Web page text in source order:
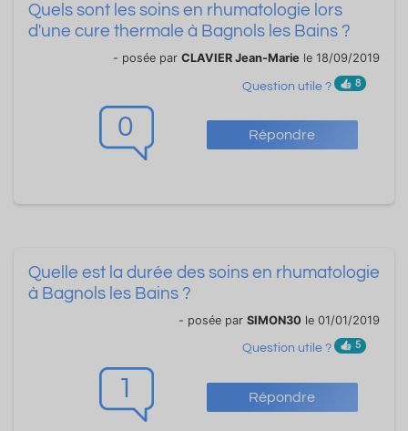
0 Répondre
Quels sont les soins en rhumatologie lors
d'une cure thermale à Bagnols les Bains ?
- posée par CLAVIER Jean-Marie le 18/09/2019
Question utile ? 8
1 Répondre
Quelle est la durée des soins en rhumatologie
à Bagnols les Bains ?
- posée par SIMON30 le 01/01/2019
Question utile ? 5